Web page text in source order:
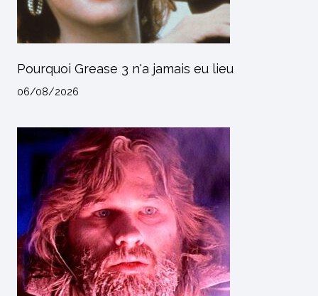
Pourquoi Grease 3 n'a jamais eu lieu
06/08/2026